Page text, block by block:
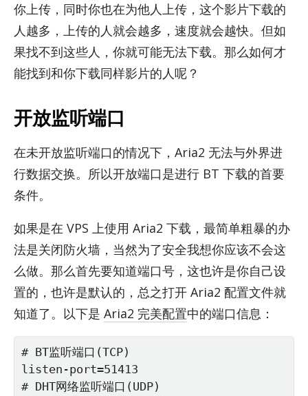
你上传，同时你也在为他人上传，这个影片下载的
人越多，上传的人就会越多，速度就会越快。但如
果找不到这些人，你就可能无法下载。那么如何才
能找到和你下载同样影片的人呢？
开放监听端口
在未开放监听端口的情况下，Aria2 无法与外界进
行数据交换。所以开放端口是进行 BT 下载的首要
条件。
如果是在 VPS 上使用 Aria2 下载，最简单粗暴的办
法是关闭防火墙，当然为了安全我想你应该不会这
么做。那么首先要知道端口号，这也许是你自己设
置的，也许是默认的，总之打开 Aria2 配置文件就
知道了。以下是 Aria2 完美配置中的端口信息：
# BT监听端口(TCP)
listen-port=51413
# DHT网络监听端口(UDP)